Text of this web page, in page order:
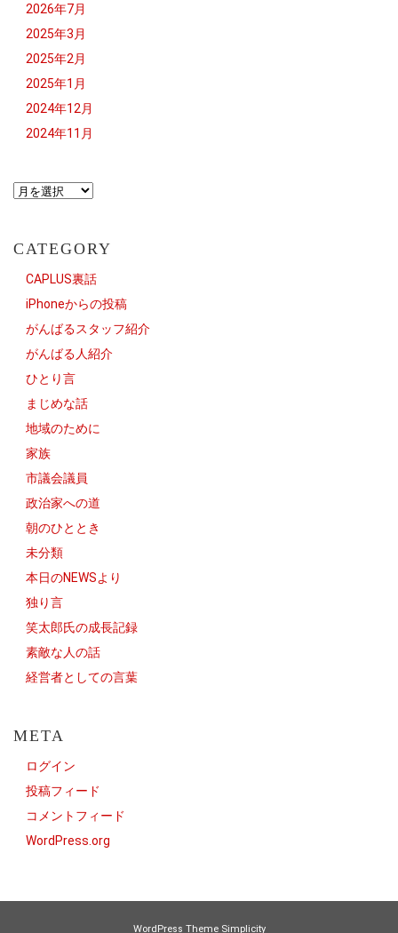
2026年7月
2025年3月
2025年2月
2025年1月
2024年12月
2024年11月
CATEGORY
CAPLUS裏話
iPhoneからの投稿
がんばるスタッフ紹介
がんばる人紹介
ひとり言
まじめな話
地域のために
家族
市議会議員
政治家への道
朝のひととき
未分類
本日のNEWSより
独り言
笑太郎氏の成長記録
素敵な人の話
経営者としての言葉
META
ログイン
投稿フィード
コメントフィード
WordPress.org
WordPress Theme Simplicity